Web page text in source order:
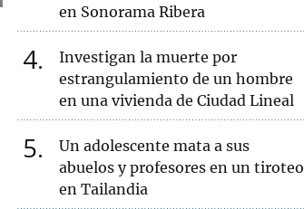
en Sonorama Ribera
4
Investigan la muerte por
estrangulamiento de un hombre
en una vivienda de Ciudad Lineal
5
Un adolescente mata a sus
abuelos y profesores en un tiroteo
en Tailandia